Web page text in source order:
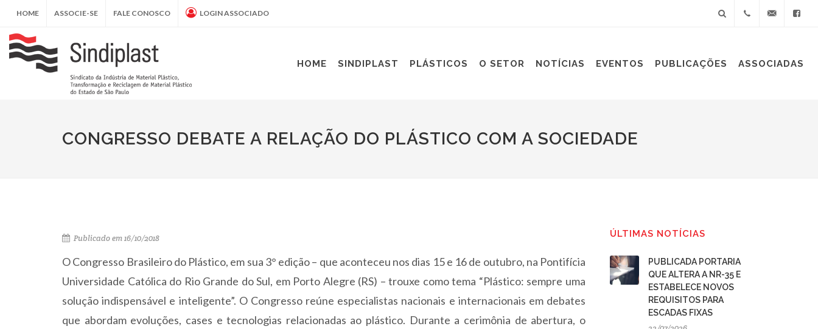
HOME ASSOCIE-SE FALE CONOSCO LOGIN ASSOCIADO
3060-
HOME SINDIPLAST PLÁSTICOS O SETOR NOTÍCIAS EVENTOS PUBLICAÇÕES ASSOCIADAS
CONGRESSO DEBATE A RELAÇÃO DO PLÁSTICO COM A SOCIEDADE
Publicado em 16/10/2018
O Congresso Brasileiro do Plástico, em sua 3° edição – que aconteceu nos dias 15 e 16 de outubro, na Pontifícia
Universidade Católica do Rio Grande do Sul, em Porto Alegre (RS) – trouxe como tema “Plástico: sempre uma
solução indispensável e inteligente”. O Congresso reúne especialistas nacionais e internacionais em debates
que abordam evoluções, cases e tecnologias relacionadas ao plástico. Durante a cerimônia de abertura, o
ÚLTIMAS NOTÍCIAS
PUBLICADA PORTARIA
QUE ALTERA A NR-35 E
ESTABELECE NOVOS
REQUISITOS PARA
ESCADAS FIXAS